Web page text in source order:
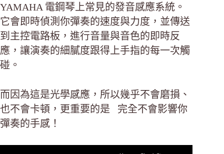
YAMAHA 電鋼琴上常見的發音感應系統。
它會即時偵測你彈奏的速度與力度，並傳送
到主控電路板，進行音量與音色的即時反
應，讓演奏的細膩度跟得上手指的每一次觸
碰。
而因為這是光學感應，所以幾乎不會磨損、
也不會卡頓，更重要的是 完全不會影響你
彈奏的手感！